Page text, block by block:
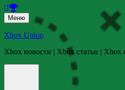
Меню Перейти
к
содержанию
Xbox Union
Xbox новости | Xbox статьи |
Перейти
содержанию